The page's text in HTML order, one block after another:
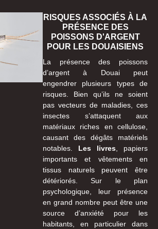
RISQUES ASSOCIÉS À LA
PRÉSENCE DES
POISSONS D'ARGENT
POUR LES DOUAISIENS
La présence des poissons
d’argent à Douai peut
engendrer plusieurs types de
risques. Bien qu’ils ne soient
pas vecteurs de maladies, ces
insectes s’attaquent aux
matériaux riches en cellulose,
causant des dégâts matériels
notables. Les livres, papiers
importants et vêtements en
tissus naturels peuvent être
détériorés. Sur le plan
psychologique, leur présence
en grand nombre peut être une
source d’anxiété pour les
habitants, en particulier dans